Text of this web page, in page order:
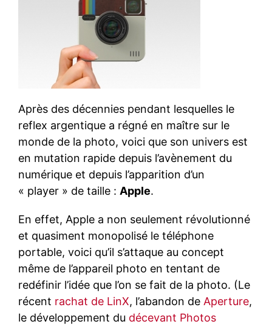
Après des décennies pendant lesquelles le
reflex argentique a régné en maître sur le
monde de la photo, voici que son univers est
en mutation rapide depuis l’avènement du
numérique et depuis l’apparition d’un
« player » de taille : Apple.
En effet, Apple a non seulement révolutionné
et quasiment monopolisé le téléphone
portable, voici qu’il s’attaque au concept
même de l’appareil photo en tentant de
redéfinir l’idée que l’on se fait de la photo. (Le
récent rachat de LinX, l’abandon de Aperture,
le développement du décevant Photos